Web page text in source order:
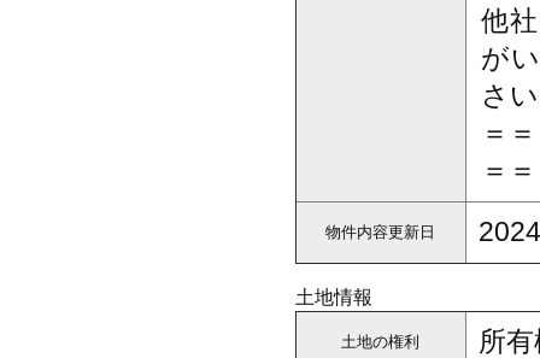
他
が
さ
＝
＝
物件内容更新日
土地情報
土地の権利 所